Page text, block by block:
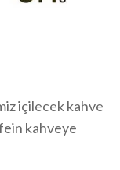
içilecek kahve
kahveye